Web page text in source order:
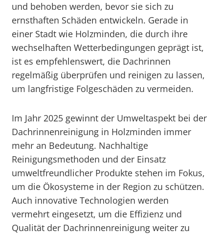
und behoben werden, bevor sie sich zu
ernsthaften Schäden entwickeln. Gerade in
einer Stadt wie Holzminden, die durch ihre
wechselhaften Wetterbedingungen geprägt ist,
ist es empfehlenswert, die Dachrinnen
regelmäßig überprüfen und reinigen zu lassen,
um langfristige Folgeschäden zu vermeiden.
Im Jahr 2025 gewinnt der Umweltaspekt bei der
Dachrinnenreinigung in Holzminden immer
mehr an Bedeutung. Nachhaltige
Reinigungsmethoden und der Einsatz
umweltfreundlicher Produkte stehen im Fokus,
um die Ökosysteme in der Region zu schützen.
Auch innovative Technologien werden
vermehrt eingesetzt, um die Effizienz und
Qualität der Dachrinnenreinigung weiter zu